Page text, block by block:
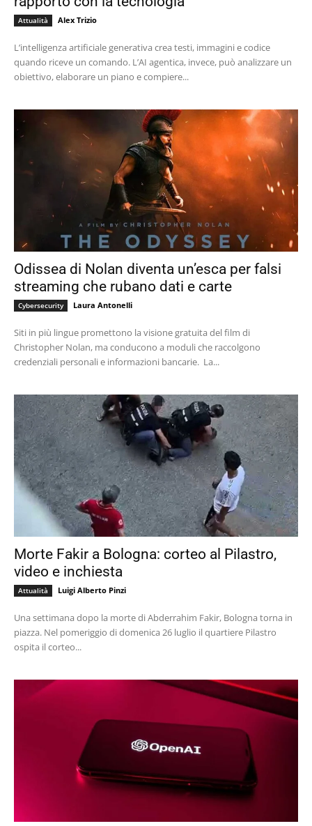
Attualità Alex Trizio
L’intelligenza artificiale generativa crea testi, immagini e codice
quando riceve un comando. L’AI agentica, invece, può analizzare un
obiettivo, elaborare un piano e compiere...
Odissea di Nolan diventa un’esca per falsi
streaming che rubano dati e carte
Cybersecurity Laura Antonelli
Siti in più lingue promettono la visione gratuita del film di
Christopher Nolan, ma conducono a moduli che raccolgono
credenziali personali e informazioni bancarie. La...
Morte Fakir a Bologna: corteo al Pilastro,
video e inchiesta
Attualità Luigi Alberto Pinzi
Una settimana dopo la morte di Abderrahim Fakir, Bologna torna in
piazza. Nel pomeriggio di domenica 26 luglio il quartiere Pilastro
ospita il corteo...